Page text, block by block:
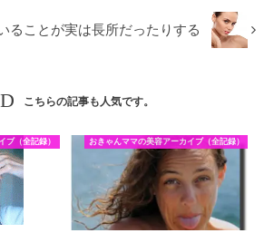
ることが実は長所だったりする
こちらの記事も人気です。
ブ（全記録） おきゃんママの美容アーカイブ（全記録）